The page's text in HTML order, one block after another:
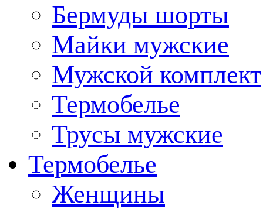
Бермуды шорты
Майки мужские
Мужской комплект
Термобелье
Трусы мужские
Термобелье
Женщины